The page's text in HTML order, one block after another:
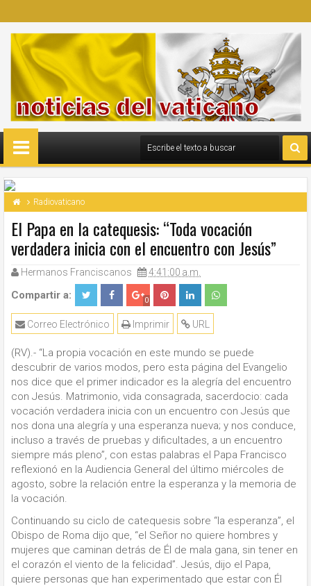
Radiovaticano
El Papa en la catequesis: “Toda vocación
verdadera inicia con el encuentro con Jesús”
Hermanos Franciscanos 4:41:00 a.m.
Compartir a: 0
URL
Imprimir
Correo Electrónico
(RV).- “La propia vocación en este mundo se puede
descubrir de varios modos, pero esta página del Evangelio
nos dice que el primer indicador es la alegría del encuentro
con Jesús. Matrimonio, vida consagrada, sacerdocio: cada
vocación verdadera inicia con un encuentro con Jesús que
nos dona una alegría y una esperanza nueva; y nos conduce,
incluso a través de pruebas y dificultades, a un encuentro
siempre más pleno”, con estas palabras el Papa Francisco
reflexionó en la Audiencia General del último miércoles de
agosto, sobre la relación entre la esperanza y la memoria de
la vocación.
Continuando su ciclo de catequesis sobre “la esperanza”, el
Obispo de Roma dijo que, “el Señor no quiere hombres y
mujeres que caminan detrás de Él de mala gana, sin tener en
el corazón el viento de la felicidad”. Jesús, dijo el Papa,
quiere personas que han experimentado que estar con Él